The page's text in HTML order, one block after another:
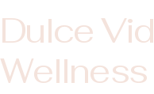
Dulce